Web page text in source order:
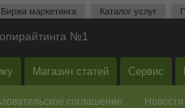
Биржа маркетинга Каталог услуг
№1
Магазин статей Сервис
соглашение Новости